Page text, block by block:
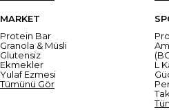
MARKET
Protein Bar
Granola & Müsli
Glutensiz
Ekmekler
Yulaf Ezmesi
Tümünü Gör
L